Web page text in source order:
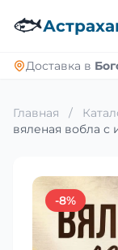
🐟
Доставка в
Главная /
вяленая вобла с
-8%